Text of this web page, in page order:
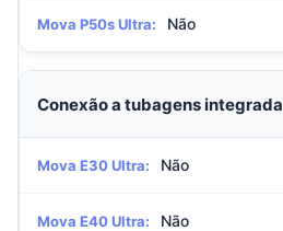
Mova P50s Ultra: Não
Conexão a tubagens integrada
Mova E30 Ultra: Não
Mova E40 Ultra: Não